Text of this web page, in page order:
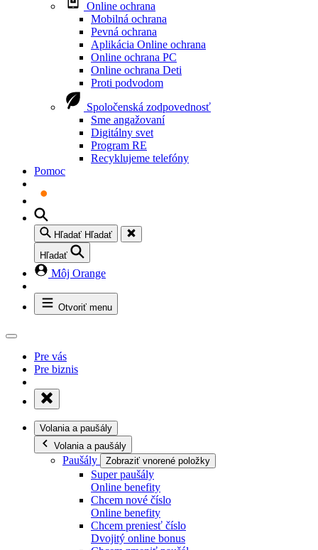
Online ochrana
Mobilná ochrana
Pevná ochrana
Aplikácia Online ochrana
Online ochrana PC
Online ochrana Deti
Proti podvodom
Spoločenská zodpovednosť
Sme angažovaní
Digitálny svet
Program RE
Recyklujeme telefóny
Pomoc
Hľadať Hľadať
Hľadať
Môj Orange
Otvoriť menu
Pre vás
Pre biznis
Volania a paušály
Volania a paušály
Paušály Zobraziť vnorené položky
Super paušály
Online benefity
Chcem nové číslo
Online benefity
Chcem preniesť číslo
Dvojitý online bonus